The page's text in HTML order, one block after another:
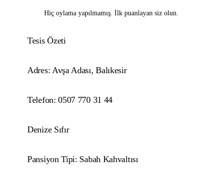
Hiç oylama yapılmamış. İlk puanlayan siz olun.
Tesis Özeti
Adres: Avşa Adası, Balıkesir
Telefon: 0507 770 31 44
Denize Sıfır
Pansiyon Tipi: Sabah Kahvaltısı